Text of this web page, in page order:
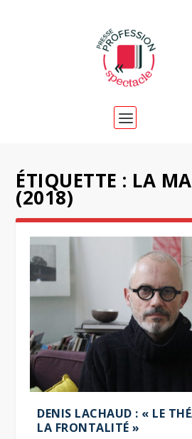
ÉTIQUETTE : LA
(2018)
DENIS LACHAUD : « LE
LA FRONTALITÉ »